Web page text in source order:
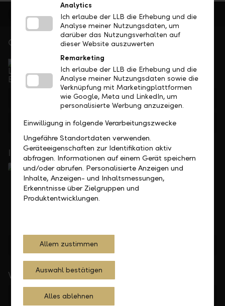
Gerne für Sie da
Service Direkt
Telefonisch erreichbar von Montag bis Freitag, 08.00
bis 17.30 Uhr
+423 236 88 11
Feedback Anfrage
In Ihrer Nähe
Standorte finden
Wichtige Links
Analytics
Ich erlaube der LLB die Erhebung und die
Analyse meiner Nutzungsdaten, um
darüber das Nutzungsverhalten auf
dieser Website auszuwerten
Remarketing
Ich erlaube der LLB die Erhebung und die
Analyse meiner Nutzungsdaten sowie die
Verknüpfung mit Marketingplattformen
wie Google, Meta und LinkedIn, um
personalisierte Werbung anzuzeigen.
Einwilligung in folgende Verarbeitungszwecke
Ungefähre Standortdaten verwenden.
Geräteeigenschaften zur Identifikation aktiv
abfragen. Informationen auf einem Gerät speichern
und/oder abrufen. Personalisierte Anzeigen und
Inhalte, Anzeigen- und Inhaltsmessungen,
Erkenntnisse über Zielgruppen und
Produktentwicklungen.
Allem zustimmen
Auswahl bestätigen
Alles ablehnen